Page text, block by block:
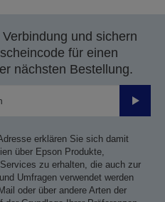
und sichern
für einen
nächsten Bestellung.
erklären Sie sich damit
über Epson Produkte,
zu erhalten, die auch zur
Umfragen verwendet werden
oder über andere Arten der